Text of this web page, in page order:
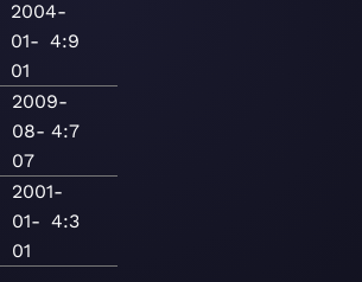
2004-
01-
01
4:9
2009-
08-
07
4:7
2001-
01-
01
4:3